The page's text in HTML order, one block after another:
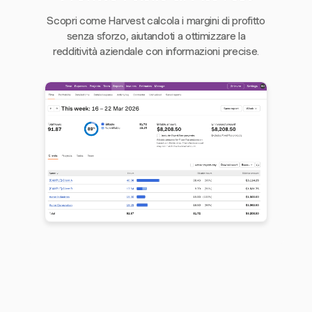
Scopri come Harvest calcola i margini di profitto
senza sforzo, aiutandoti a ottimizzare la
redditività aziendale con informazioni precise.